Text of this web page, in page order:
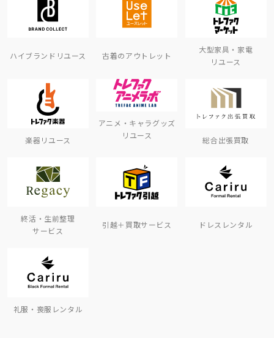
ハイブランドリユース 古着のアウトレット
大型家具・家電
リユース
楽器リユース
アニメ・キャラグッズ
リユース
総合出張買取
終活・生前整理
サービス
引越＋買取サービス ドレスレンタル
礼服・喪服レンタル